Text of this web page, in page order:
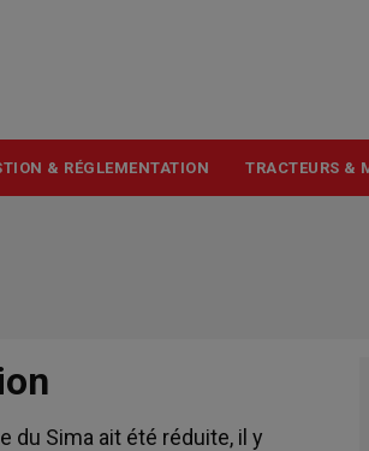
& RÉGLEMENTATION TRACTEURS &
du Sima ait été réduite, il y